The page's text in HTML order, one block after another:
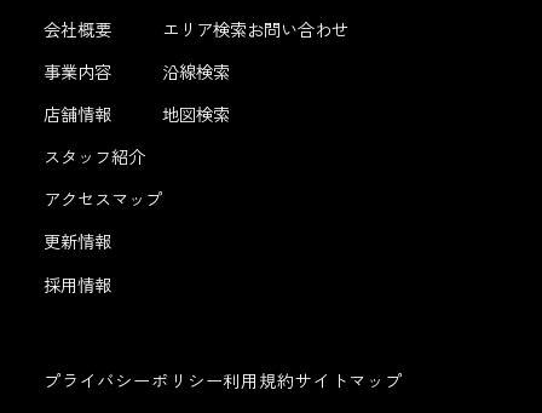
会社概要
事業内容
店舗情報
スタッフ紹介
アクセスマップ
更新情報
採用情報
エリア検索
沿線検索
地図検索
お問い合わせ
プライバシーポリシー利用規約サイトマップ